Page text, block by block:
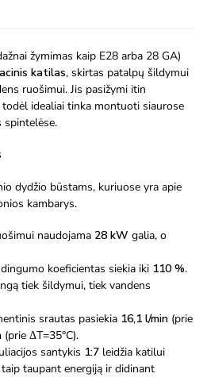
žymimas kaip E28 arba 28 GA)
katilas, skirtas patalpų šildymui
ruošimui. Jis pasižymi itin
idealiai tinka montuoti siaurose
spintelėse.
dydžio būstams, kuriuose yra apie
kambarys.
naudojama 28 kW galia, o
koeficientas siekia iki 110 %.
tiek šildymui, tiek vandens
srautas pasiekia 16,1 l/min (prie
(prie ΔT=35°C).
santykis 1:7 leidžia katilui
taupant energiją ir didinant